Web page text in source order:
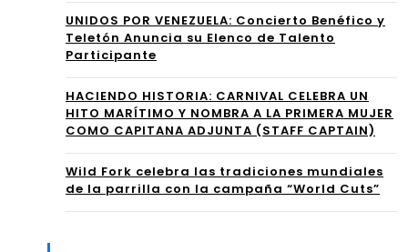
PO
QU
E
CO
NVI
RN
ÁN
DE
Z’
UNIDOS POR VENEZUELA: Concierto Benéfico y
Teletón Anuncia su Elenco de Talento
Participante
HACIENDO HISTORIA: CARNIVAL CELEBRA UN
HITO MARÍTIMO Y NOMBRA A LA PRIMERA MUJER
COMO CAPITANA ADJUNTA (STAFF CAPTAIN)
Wild Fork celebra las tradiciones mundiales
de la parrilla con la campaña “World Cuts”